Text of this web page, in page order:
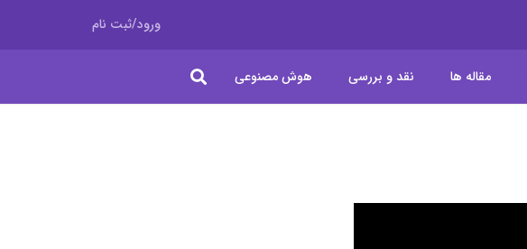
ورود/ثبت نام
مقاله ها نقد و بررسی هوش مصنوعی